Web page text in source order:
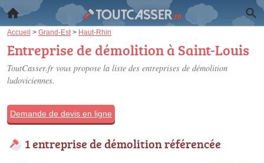
Accueil > Grand-Est > Haut-Rhin
Entreprise de démolition à Saint-Louis
ToutCasser.fr vous propose la liste des entreprises de démolition
ludoviciennes.
Demande de devis en ligne
1 entreprise de démolition référencée